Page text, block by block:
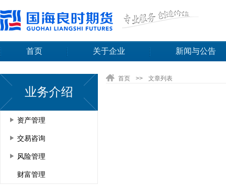
首页 关于企业 新闻与公告
业务介绍
资产管理
交易咨询
风险管理
财富管理
首页 >> 文章列表